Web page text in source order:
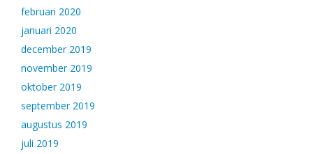
februari 2020
januari 2020
december 2019
november 2019
oktober 2019
september 2019
augustus 2019
juli 2019